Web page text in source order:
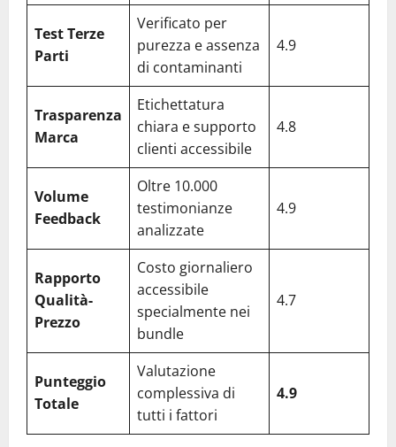
Test Terze
Parti
Verificato per
purezza e assenza
di contaminanti
4.9
Trasparenza
Marca
Etichettatura
chiara e supporto
clienti accessibile
4.8
Volume
Feedback
Oltre 10.000
testimonianze
analizzate
4.9
Rapporto
Qualità-
Prezzo
Costo giornaliero
accessibile
specialmente nei
bundle
4.7
Punteggio
Totale
Valutazione
complessiva di
tutti i fattori
4.9